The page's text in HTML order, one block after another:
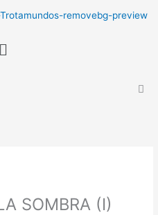
Menú
SOMBRA (I)